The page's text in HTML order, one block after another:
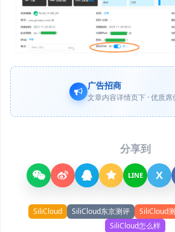
广告招商
文章内容详情页下 · 优质席
分享到
LINE X
SiliCloud SiliCloud东京测评 SiliCloud
SiliCloud怎么样